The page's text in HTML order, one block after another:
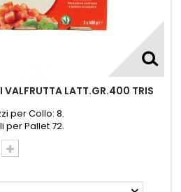
VALFRUTTA LATT.GR.400 TRIS
per Collo: 8.
per Pallet 72.